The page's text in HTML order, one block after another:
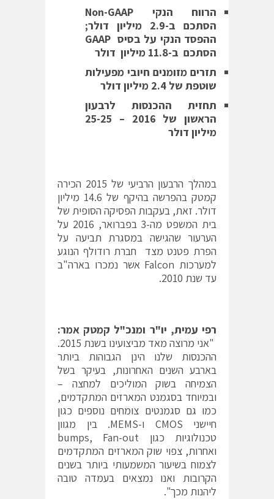
הרווח הנקי Non-GAAP
הסתכם ב-2.9 מיליון דולר;
ההפסד הנקי על בסיס GAAP
הסתכם ב-11.8 מיליון דולר
תזרים מזומנים חיובי מפעילות
שוטפת של 2.4 מיליון דולר
תחזית ההכנסות לרבעון
הראשון של 2016 – 25-25
מיליון דולר
במהלך הרבעון הרביעי של 2015 הכירה
קמטק בהפרשה בהיקף של 14.6 מיליון
דולר. זאת, בעקבות הפסיקה הסופית של
בית המשפט מה-3 בפברואר, 2016 על
הערעור שהגישה במסגרת תביעה על
הפרת פטנט מצד חברת רודולף הנוגע
למערכות Falcon אשר נמכרו בארה"ב
עד שנת 2010.
רפי עמית, יו"ר ומנכ"ל קמטק אמר:
"אני מרוצה מאד מביצועינו בשנת 2015.
ההכנסות שלנו הינן הגבוהות ביותר
בארבע השנים האחרונות, בעיקר בשל
הצמיחה בשוק המוליכים למחצה –
ובמיוחד בסגמנט המארזים המתקדמים,
כמו גם סגמנטים צומחים נוספים כגון
חיישני CMOS ו-MEMS. בין מגוון
טכנולוגיות כגון bumps, Fan-out
ואחרות, צפוי שוק המארזים המתקדמים
לצמוח בשיעור המשמעותי ביותר בשנים
הקרובות ואנו נמצאים בעמדה טובה
ליהנות מכך".